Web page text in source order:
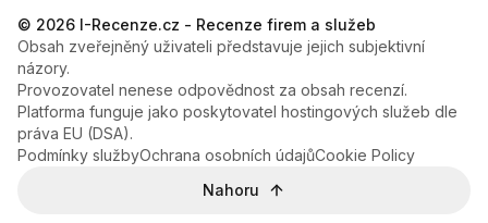
© 2026 I-Recenze.cz - Recenze firem a služeb
Obsah zveřejněný uživateli představuje jejich subjektivní
názory.
Provozovatel nenese odpovědnost za obsah recenzí.
Platforma funguje jako poskytovatel hostingových služeb dle
práva EU (DSA).
Podmínky službyOchrana osobních údajůCookie Policy
Nahoru